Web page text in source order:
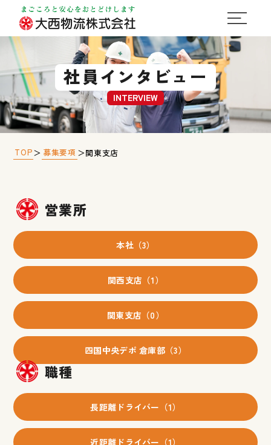
社員インタビュー
INTERVIEW
TOP＞ 募集要項 ＞関東支店
営業所
本社（3）
関西支店（1）
関東支店（0）
四国中央デポ 倉庫部（3）
職種
長距離ドライバー（1）
近距離ドライバー（1）